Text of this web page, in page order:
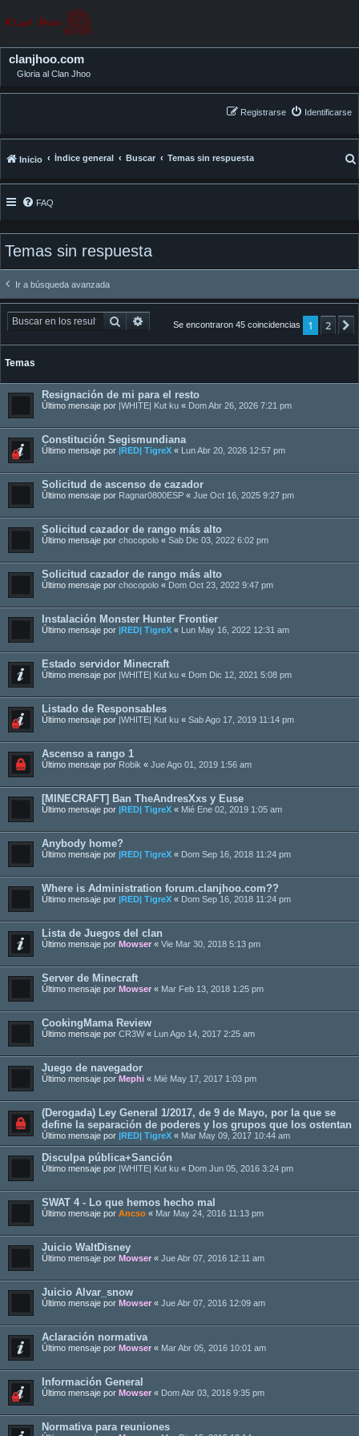
clanjhoo.com
Gloria al Clan Jhoo
Identificarse
Registrarse
Inicio Índice general Buscar Temas sin respuesta
FAQ
Temas sin respuesta
Ir a búsqueda avanzada
Buscar Búsqueda avanzada
Se encontraron 45 coincidencias 1 2
Temas
Resignación de mi para el resto
Último mensaje por |WHITE| Kut ku « Dom Abr 26, 2026 7:21 pm
Constitución Segismundiana
Último mensaje por |RED| TigreX « Lun Abr 20, 2026 12:57 pm
Solicitud de ascenso de cazador
Último mensaje por Ragnar0800ESP « Jue Oct 16, 2025 9:27 pm
Solicitud cazador de rango más alto
Último mensaje por chocopolo « Sab Dic 03, 2022 6:02 pm
Solicitud cazador de rango más alto
Último mensaje por chocopolo « Dom Oct 23, 2022 9:47 pm
Instalación Monster Hunter Frontier
Último mensaje por |RED| TigreX « Lun May 16, 2022 12:31 am
Estado servidor Minecraft
Último mensaje por |WHITE| Kut ku « Dom Dic 12, 2021 5:08 pm
Listado de Responsables
Último mensaje por |WHITE| Kut ku « Sab Ago 17, 2019 11:14 pm
Ascenso a rango 1
Último mensaje por Robik « Jue Ago 01, 2019 1:56 am
[MINECRAFT] Ban TheAndresXxs y Euse
Último mensaje por |RED| TigreX « Mié Ene 02, 2019 1:05 am
Anybody home?
Último mensaje por |RED| TigreX « Dom Sep 16, 2018 11:24 pm
Where is Administration forum.clanjhoo.com??
Último mensaje por |RED| TigreX « Dom Sep 16, 2018 11:24 pm
Lista de Juegos del clan
Último mensaje por Mowser « Vie Mar 30, 2018 5:13 pm
Server de Minecraft
Último mensaje por Mowser « Mar Feb 13, 2018 1:25 pm
CookingMama Review
Último mensaje por CR3W« Lun Ago 14, 2017 2:25 am
Juego de navegador
Último mensaje por Mephi « Mié May 17, 2017 1:03 pm
(Derogada) Ley General 1/2017, de 9 de Mayo, por la que se
define la separación de poderes y los grupos que los ostentan
Último mensaje por |RED| TigreX « Mar May 09, 2017 10:44 am
Disculpa pública+Sanción
Último mensaje por |WHITE| Kut ku « Dom Jun 05, 2016 3:24 pm
SWAT 4 - Lo que hemos hecho mal
Último mensaje por Ancso « Mar May 24, 2016 11:13 pm
Juicio WaltDisney
Último mensaje por Mowser « Jue Abr 07, 2016 12:11 am
Juicio Alvar_snow
Último mensaje por Mowser « Jue Abr 07, 2016 12:09 am
Aclaración normativa
Último mensaje por Mowser « Mar Abr 05, 2016 10:01 am
Información General
Último mensaje por Mowser « Dom Abr 03, 2016 9:35 pm
Normativa para reuniones